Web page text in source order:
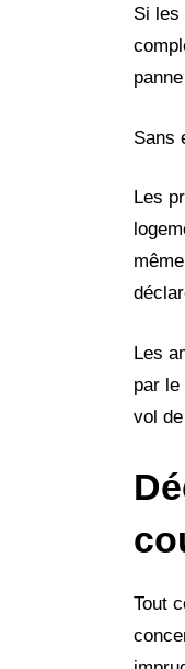
Si les
Sans
Les
Les
par le
vol
Tout